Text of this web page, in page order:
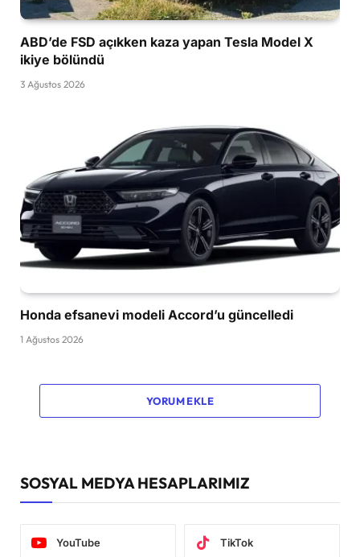
ABD’de FSD açıkken kaza yapan Tesla Model X
ikiye bölündü
3 Ağustos 2026
Honda efsanevi modeli Accord’u güncelledi
1 Ağustos 2026
YORUM EKLE
SOSYAL MEDYA HESAPLARIMIZ
YouTube TikTok